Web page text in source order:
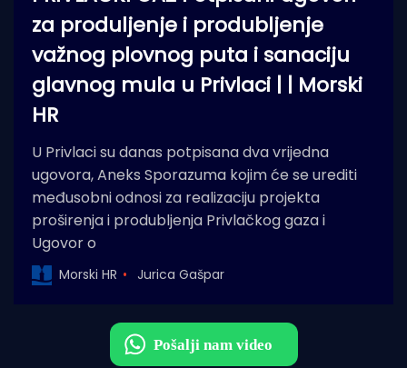
za produljenje i produbljenje
važnog plovnog puta i sanaciju
glavnog mula u Privlaci | | Morski
HR
U Privlaci su danas potpisana dva vrijedna
ugovora, Aneks Sporazuma kojim će se urediti
međusobni odnosi za realizaciju projekta
proširenja i produbljenja Privlačkog gaza i
Ugovor o
Morski HR Jurica Gašpar